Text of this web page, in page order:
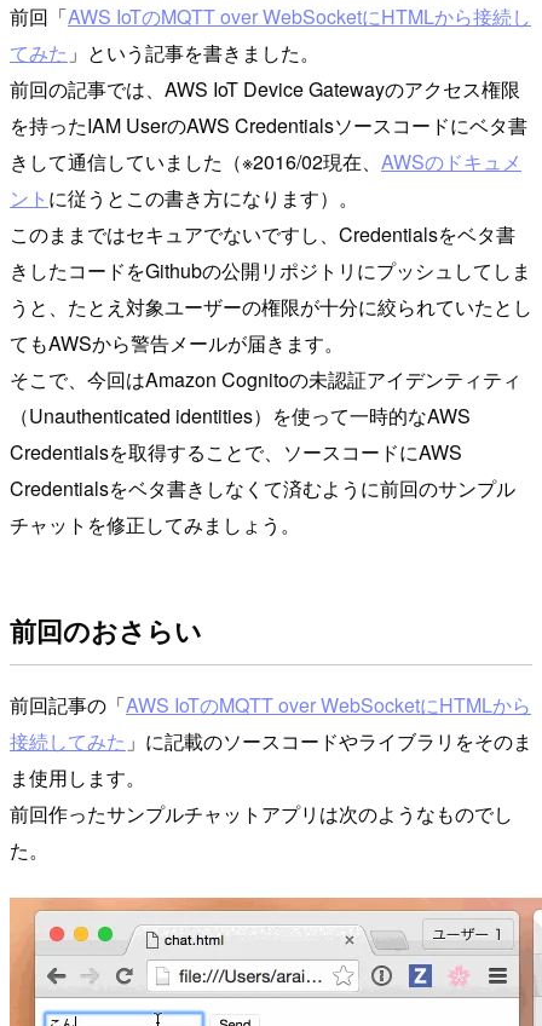
前回「AWS IoTのMQTT over WebSocketにHTMLから接続し
てみた 」という記事を書きました。
前回の記事では、AWS IoT Device Gatewayのアクセス権限
を持ったIAM UserのAWS Credentialsソースコードにベタ書
きして通信していました（※2016/02現在、 AWSのドキュメ
ント に従うとこの書き方になります）。
このままではセキュアでないですし、Credentialsをベタ書
きしたコードをGithubの公開リポジトリにプッシュしてしま
うと、たとえ対象ユーザーの権限が十分に絞られていたとし
てもAWSから警告メールが届きます。
そこで、今回はAmazon Cognitoの未認証アイデンティティ
（Unauthenticated identities）を使って一時的なAWS
Credentialsを取得することで、ソースコードにAWS
Credentialsをベタ書きしなくて済むように前回のサンプル
チャットを修正してみましょう。
前回のおさらい
前回記事の「AWS IoTのMQTT over WebSocketにHTMLから
接続してみた 」に記載のソースコードやライブラリをそのま
ま使用します。
前回作ったサンプルチャットアプリは次のようなものでし
た。